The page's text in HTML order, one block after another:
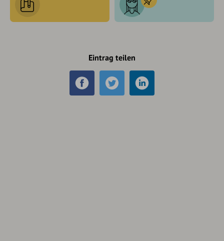
Eintrag teilen